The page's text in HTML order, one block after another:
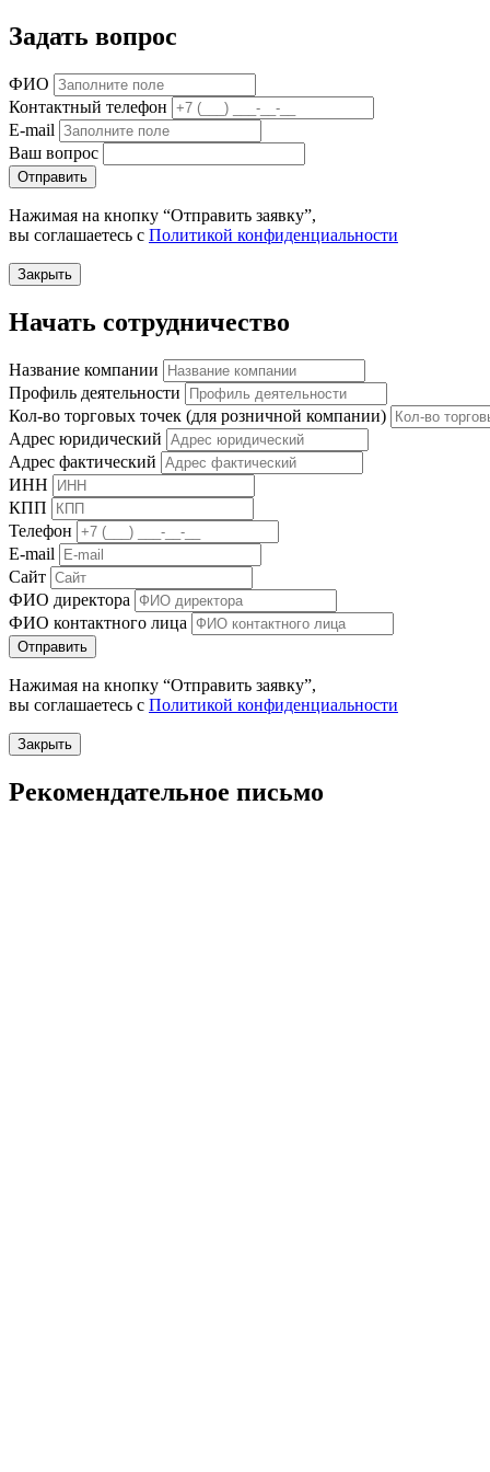
Задать вопрос
ФИО
Контактный телефон
E-mail
Ваш вопрос
Отправить
Нажимая на кнопку “Отправить заявку”,
вы соглашаетесь с Политикой конфиденциальности
Закрыть
Начать сотрудничество
Название компании
Профиль деятельности
Кол-во торговых точек (для розничной компании)
Адрес юридический
Адрес фактический
ИНН
КПП
Телефон
E-mail
Сайт
ФИО директора
ФИО контактного лица
Отправить
Нажимая на кнопку “Отправить заявку”,
вы соглашаетесь с Политикой конфиденциальности
Закрыть
Рекомендательное письмо